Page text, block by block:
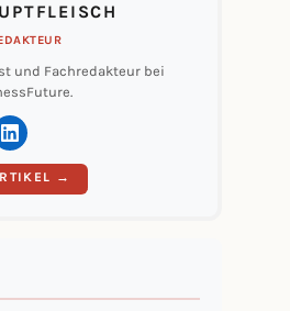
und Fachredakteur bei
→